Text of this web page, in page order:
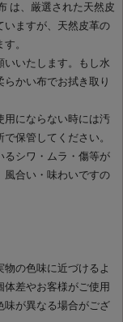
は、厳選された天然皮
いますが、天然皮革の
。
いいたします。もし水
かい布でお拭き取り
用にならない時には汚
保管してください。
るシワ・ムラ・傷等が
風合い・味わいですの
物の色味に近づけるよ
体差やお客様がご使用
味が異なる場合がござ